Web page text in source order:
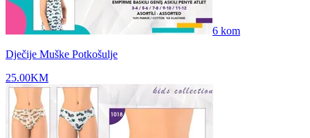
6 kom
Dječije Muške Potkošulje
25.00KM